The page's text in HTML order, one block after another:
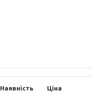
Наявність Ціна